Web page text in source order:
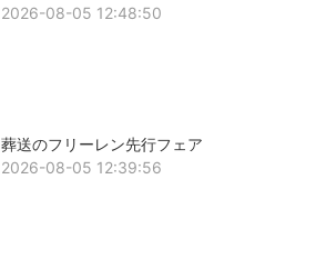
2026-08-05 12:48:50
葬送のフリーレン先行フェア
2026-08-05 12:39:56